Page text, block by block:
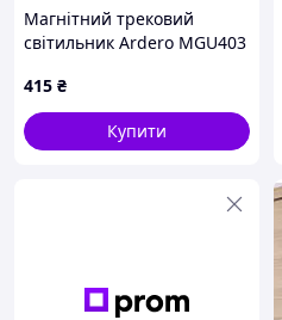
Магнітний трековий
світильник Ardero MGU403
накладної шини CAB1400
415 ₴
Купити